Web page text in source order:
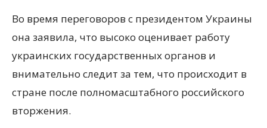
Во время переговоров с президентом Украины
она заявила, что высоко оценивает работу
украинских государственных органов и
внимательно следит за тем, что происходит в
стране после полномасштабного российского
вторжения.